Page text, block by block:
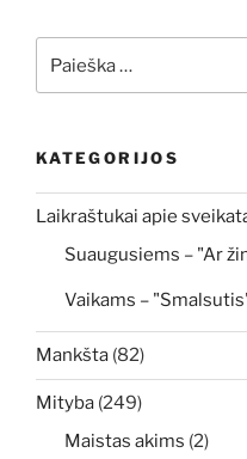
KATEGORIJOS
Laikraštukai apie
Suaugusiems – "Ar
Vaikams –
Mankšta (82)
Mityba (249)
Maistas akims (2)